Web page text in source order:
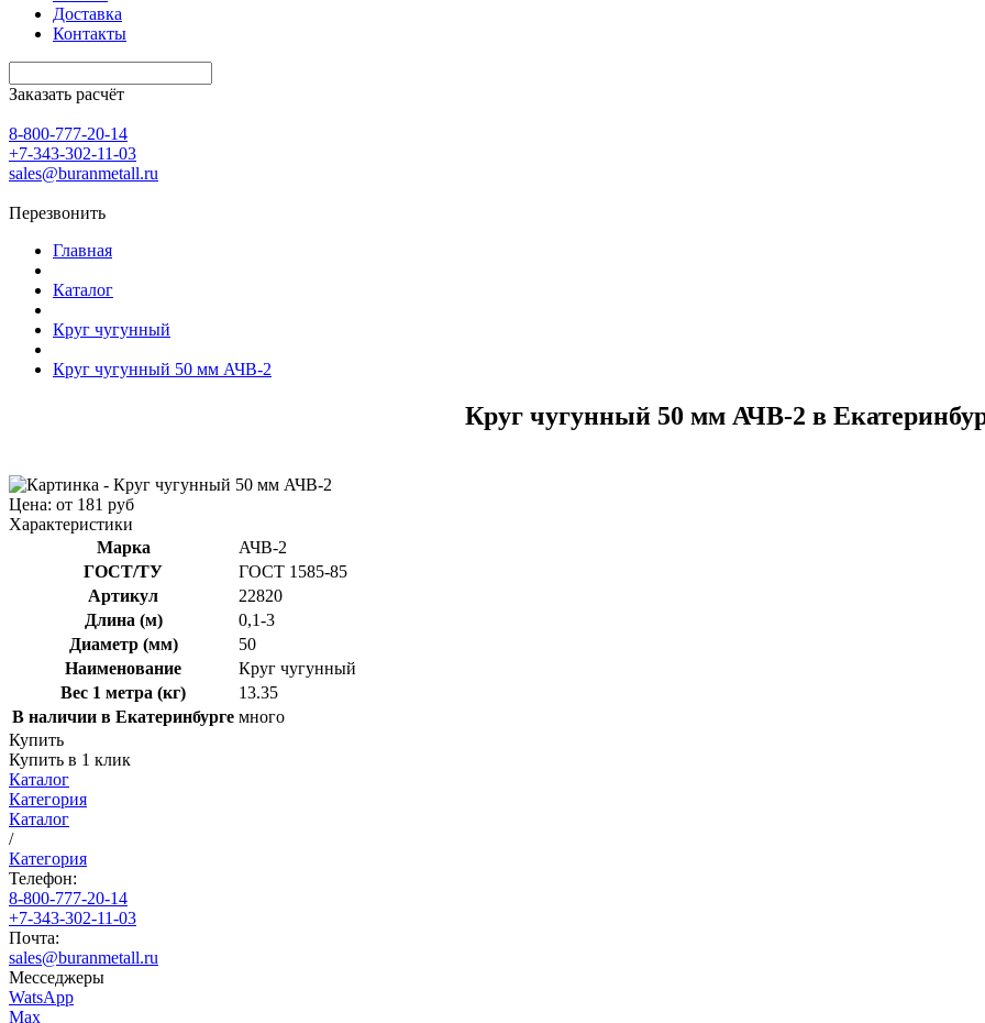
Доставка
Контакты
Заказать расчёт
8-800-777-20-14
+7-343-302-11-03
sales@buranmetall.ru
Перезвонить
Главная
Каталог
Круг чугунный
Круг чугунный 50 мм АЧВ-2
Круг чугунный 50 мм АЧВ-2 в
Цена: от 181 руб
Характеристики
Марка
АЧВ-2
ГОСТ/ТУ
ГОСТ 1585-85
Артикул
22820
Длина (м)
0,1-3
Диаметр (мм)
50
Наименование
Круг чугунный
Вес 1 метра (кг)
13.35
В наличии в Екатеринбурге много
Купить
Купить в 1 клик
Каталог
Категория
Каталог
/
Категория
Телефон:
8-800-777-20-14
+7-343-302-11-03
Почта:
sales@buranmetall.ru
Месседжеры
WatsApp
Max